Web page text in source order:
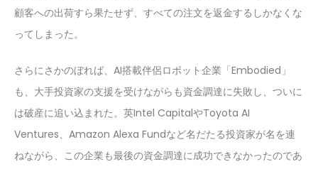
顧客への出荷すら果たせず、すべての注文を返金するしかなくな
ってしまった。
さらにさかのぼれば、AI搭載伴侶ロボット企業「Embodied」
も、大手投資家の支援を受けながらも資金調達に失敗し、ついに
は破産に追い込まれた。英Intel CapitalやToyota AI
Ventures、Amazon Alexa Fundなど名だたる投資家が名を連
ねながら、この企業も最後の資金調達に成功できなかったのであ